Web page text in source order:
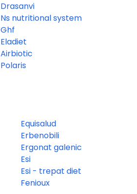
Drasanvi
Ns nutritional system
Ghf
Eladiet
Airbiotic
Polaris
Equisalud
Erbenobili
Ergonat galenic
Esi
Esi - trepat diet
Fenioux